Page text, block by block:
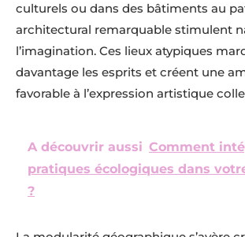
culturels ou dans des bâtiments au
architectural remarquable stimulent
l’imagination. Ces lieux atypiques
davantage les esprits et créent une
favorable à l’expression artistique
A découvrir aussi Comment
pratiques écologiques dans
?